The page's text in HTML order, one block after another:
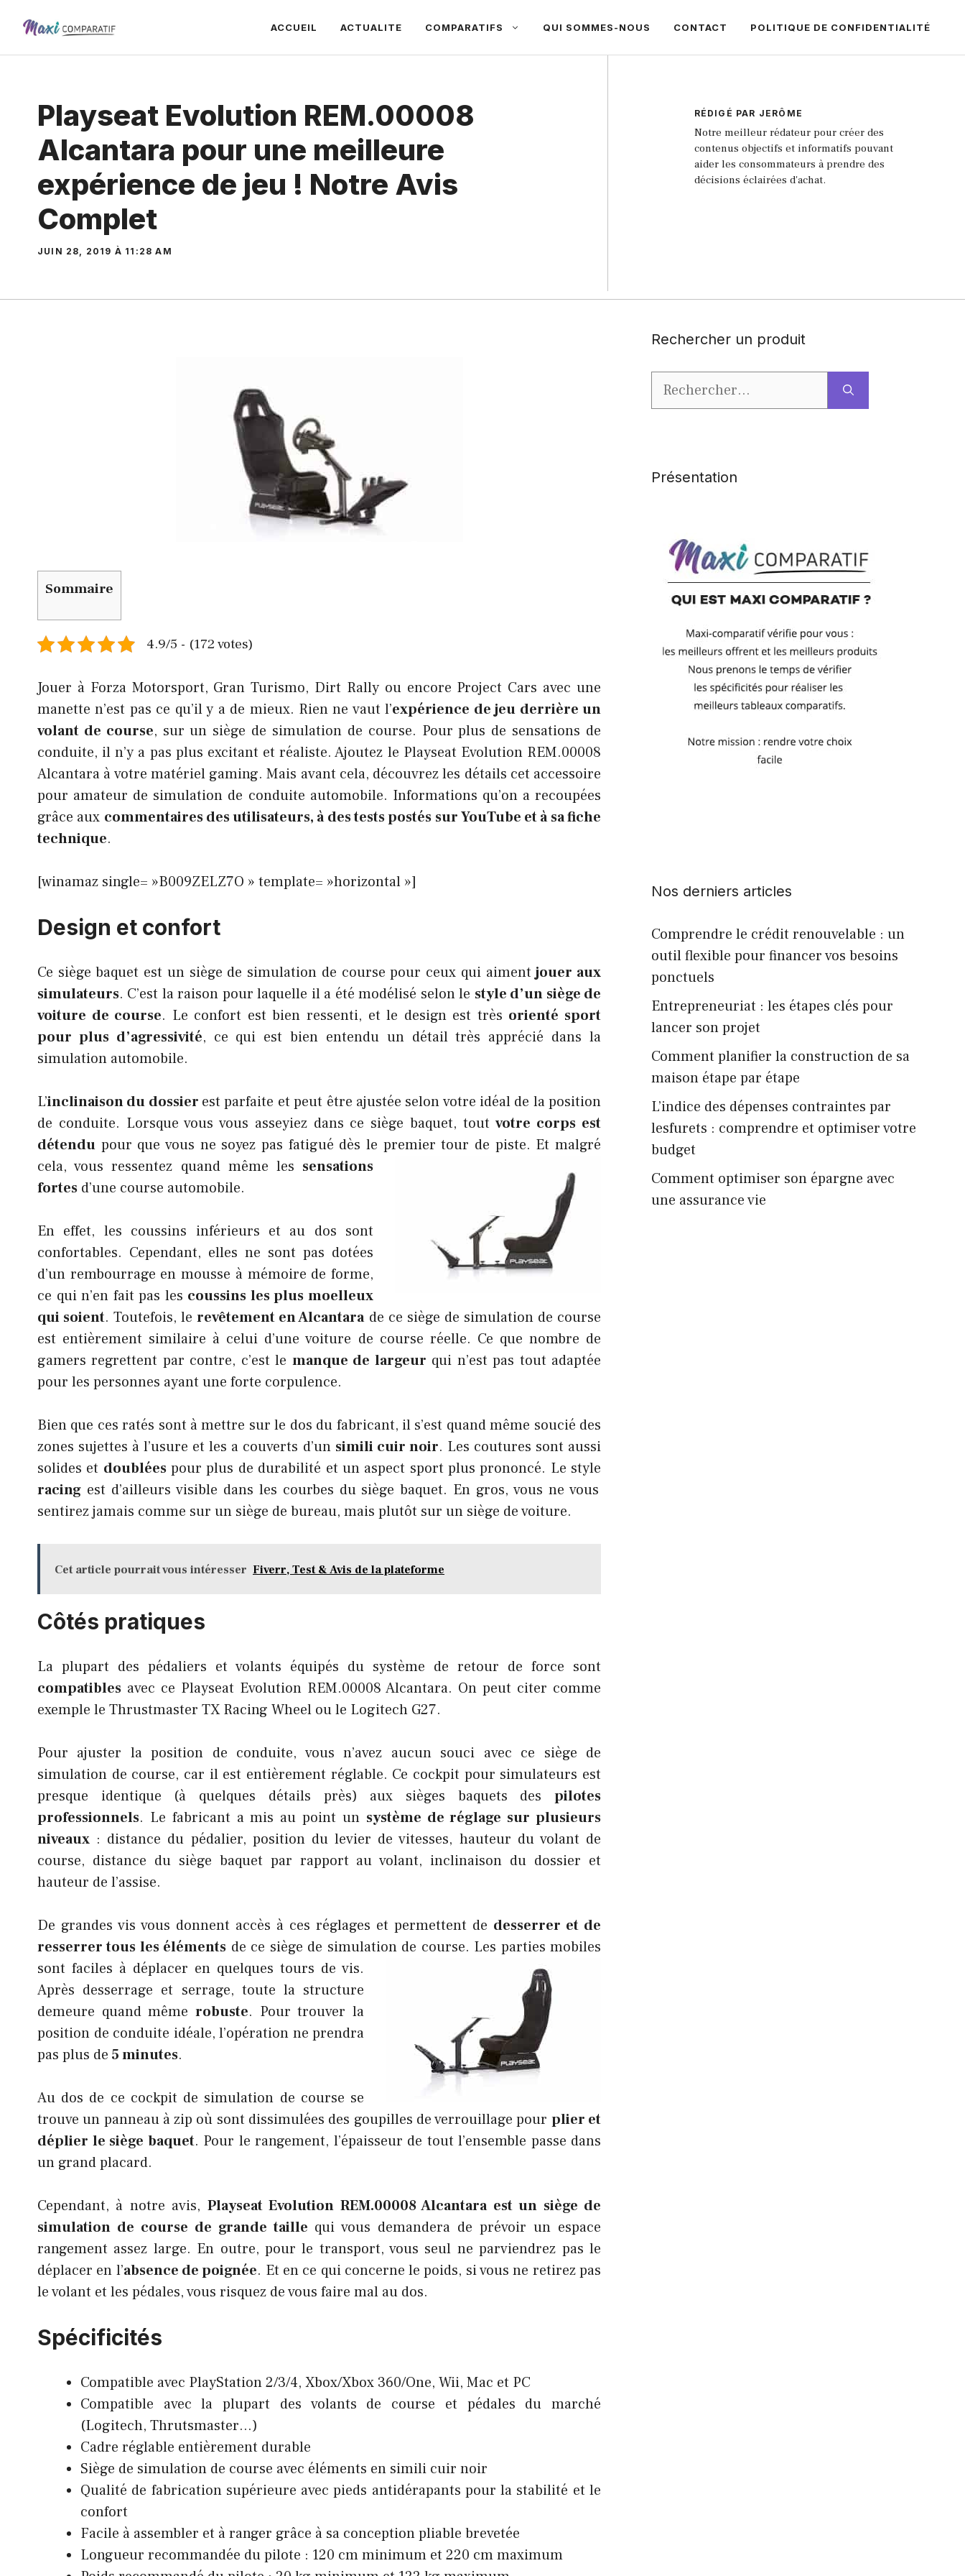
contenu
ACCUEIL ACTUALITE COMPARATIFS QUI SOMMES-NOUS CONTACT POLITIQUE DE CONFIDENTIALITÉ
Playseat Evolution REM.00008
Alcantara pour une meilleure
expérience de jeu ! Notre Avis
Complet
JUIN 28, 2019 À 11:28 AM
RÉDIGÉ PAR JERÔME
Notre meilleur rédateur pour créer des
contenus objectifs et informatifs pouvant
aider les consommateurs à prendre des
décisions éclairées d'achat.
Sommaire
4.9/5 - (172 votes)
Jouer à Forza Motorsport, Gran Turismo, Dirt Rally ou encore Project Cars avec une
manette n’est pas ce qu’il y a de mieux. Rien ne vaut l’expérience de jeu derrière un
volant de course, sur un siège de simulation de course. Pour plus de sensations de
conduite, il n’y a pas plus excitant et réaliste. Ajoutez le Playseat Evolution REM.00008
Alcantara à votre matériel gaming. Mais avant cela, découvrez les détails cet accessoire
pour amateur de simulation de conduite automobile. Informations qu’on a recoupées
grâce aux commentaires des utilisateurs, à des tests postés sur YouTube et à sa fiche
technique.
[winamaz single= »B009ZELZ7O » template= »horizontal »]
Design et confort
Ce siège baquet est un siège de simulation de course pour ceux qui aimentjouer aux
simulateurs. C’est la raison pour laquelle il a été modélisé selon le style d’un siège de
voiture de course. Le confort est bien ressenti, et le design est très orienté sport
pour plus d’agressivité, ce qui est bien entendu un détail très apprécié dans la
simulation automobile.
L’inclinaison du dossier est parfaite et peut être ajustée selon votre idéal de la position
de conduite. Lorsque vous vous asseyiez dans ce siège baquet, toutvotre corps est
détendu pour que vous ne soyez pas fatigué dès le premier tour de piste. Et malgré
cela, vous ressentez quand même les sensations
fortes d’une course automobile.
En effet, les coussins inférieurs et au dos sont
confortables. Cependant, elles ne sont pas dotées
d’un rembourrage en mousse à mémoire de forme,
ce qui n’en fait pas les coussins les plus moelleux
qui soient. Toutefois, lerevêtement en Alcantarade ce siège de simulation de course
est entièrement similaire à celui d’une voiture de course réelle. Ce que nombre de
gamers regrettent par contre, c’est le manque de largeur qui n’est pas tout adaptée
pour les personnes ayant une forte corpulence.
Bien que ces ratés sont à mettre sur le dos du fabricant, il s’est quand même soucié des
zones sujettes à l’usure et les a couverts d’un simili cuir noir. Les coutures sont aussi
solides et doubléespour plus de durabilité et un aspect sport plus prononcé. Le style
racing est d’ailleurs visible dans les courbes du siège baquet. En gros, vous ne vous
sentirez jamais comme sur un siège de bureau, mais plutôt sur un siège de voiture.
Cet article pourrait vous intéresser Fiverr, Test & Avis de la plateforme
Côtés pratiques
La plupart des pédaliers et volants équipés du système de retour de force sont
compatibles avec ce Playseat Evolution REM.00008 Alcantara. On peut citer comme
exemple le Thrustmaster TX Racing Wheel ou le Logitech G27.
Pour ajuster la position de conduite, vous n’avez aucun souci avec ce siège de
simulation de course, car il est entièrement réglable. Ce cockpit pour simulateurs est
presque identique (à quelques détails près) aux sièges baquets des pilotes
professionnels. Le fabricant a mis au point un système de réglage sur plusieurs
niveaux : distance du pédalier, position du levier de vitesses, hauteur du volant de
course, distance du siège baquet par rapport au volant, inclinaison du dossier et
hauteur de l’assise.
De grandes vis vous donnent accès à ces réglages et permettent de desserrer et de
resserrer tous les éléments de ce siège de simulation de course. Les parties mobiles
sont faciles à déplacer en quelques tours de vis.
Après desserrage et serrage, toute la structure
demeure quand même robuste. Pour trouver la
position de conduite idéale, l’opération ne prendra
pas plus de 5 minutes.
Au dos de ce cockpit de simulation de course se
trouve un panneau à zip où sont dissimulées des goupilles de verrouillage pour plier et
déplier le siège baquet. Pour le rangement, l’épaisseur de tout l’ensemble passe dans
un grand placard.
Cependant, à notre avis, Playseat Evolution REM.00008 Alcantara est un siège de
simulation de course de grande taille qui vous demandera de prévoir un espace
rangement assez large. En outre, pour le transport, vous seul ne parviendrez pas le
déplacer en l’absence de poignée. Et en ce qui concerne le poids, si vous ne retirez pas
le volant et les pédales, vous risquez de vous faire mal au dos.
Spécificités
Compatible avec PlayStation 2/3/4, Xbox/Xbox 360/One, Wii, Mac et PC
Compatible avec la plupart des volants de course et pédales du marché
(Logitech, Thrutsmaster…)
Cadre réglable entièrement durable
Siège de simulation de course avec éléments en simili cuir noir
Qualité de fabrication supérieure avec pieds antidérapants pour la stabilité et le
confort
Facile à assembler et à ranger grâce à sa conception pliable brevetée
Longueur recommandée du pilote : 120 cm minimum et 220 cm maximum
Rechercher un produit
Rechercher :
Présentation
Nos derniers articles
Comprendre le crédit renouvelable : un
outil flexible pour financer vos besoins
ponctuels
Entrepreneuriat : les étapes clés pour
lancer son projet
Comment planifier la construction de sa
maison étape par étape
L’indice des dépenses contraintes par
lesfurets : comprendre et optimiser votre
budget
Comment optimiser son épargne avec
une assurance vie